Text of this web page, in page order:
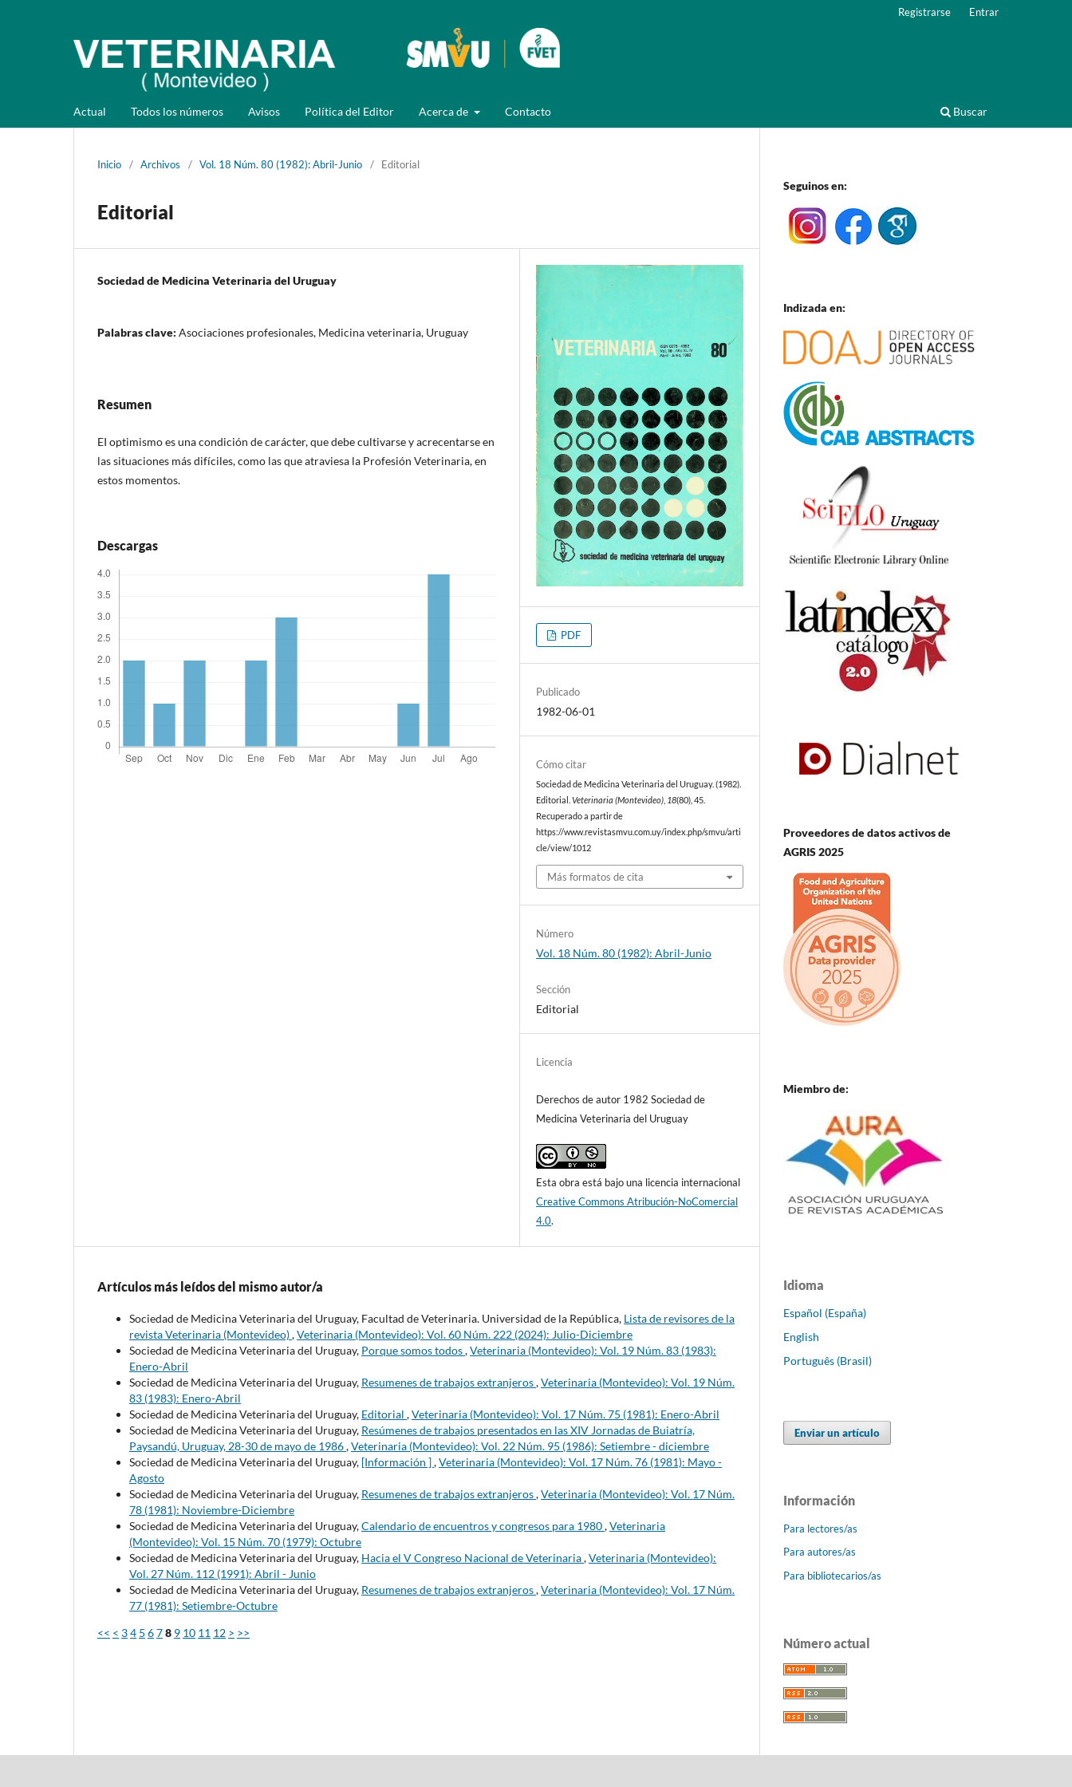
Actual Todos los números Avisos Política del Editor Acerca de Contacto Buscar
Registrarse Entrar
Inicio / Archivos / Vol. 18 Núm. 80 (1982): Abril-Junio / Editorial
Editorial
Sociedad de Medicina Veterinaria del Uruguay
Palabras clave: Asociaciones profesionales, Medicina veterinaria, Uruguay
Resumen
EI optimismo es una condición de carácter, que debe cultivarse y acrecentarse en
las situaciones más difíciles, como las que atraviesa la Profesión Veterinaria, en
estos momentos.
Descargas
PDF
Publicado
1982-06-01
Cómo citar
Sociedad de Medicina Veterinaria del Uruguay. (1982).
Editorial.Veterinaria (Montevideo), 18(80), 45.
Recuperado a partir de
https://www.revistasmvu.com.uy/index.php/smvu/arti
cle/view/1012
Más formatos de cita
Número
Vol. 18 Núm. 80 (1982): Abril-Junio
Sección
Editorial
Licencia
Derechos de autor 1982 Sociedad de
Medicina Veterinaria del Uruguay
Esta obra está bajo una licencia internacional
Creative Commons Atribución-NoComercial
4.0.
Artículos más leídos del mismo autor/a
Sociedad de Medicina Veterinaria del Uruguay, Facultad de Veterinaria. Universidad de la República, Lista de revisores de la
revista Veterinaria (Montevideo),Veterinaria (Montevideo): Vol. 60 Núm. 222 (2024): Julio-Diciembre
Sociedad de Medicina Veterinaria del Uruguay, Porque somos todos,Veterinaria (Montevideo): Vol. 19 Núm. 83 (1983):
Enero-Abril
Sociedad de Medicina Veterinaria del Uruguay, Resumenes de trabajos extranjeros,Veterinaria (Montevideo): Vol. 19 Núm.
83 (1983): Enero-Abril
Sociedad de Medicina Veterinaria del Uruguay, Editorial ,Veterinaria (Montevideo): Vol. 17 Núm. 75 (1981): Enero-Abril
Sociedad de Medicina Veterinaria del Uruguay, Resúmenes de trabajos presentados en las XIV Jornadas de Buiatría,
Paysandú, Uruguay, 28-30 de mayo de 1986,Veterinaria (Montevideo): Vol. 22 Núm. 95 (1986): Setiembre - diciembre
Sociedad de Medicina Veterinaria del Uruguay, [Información ],Veterinaria (Montevideo): Vol. 17 Núm. 76 (1981): Mayo -
Agosto
Sociedad de Medicina Veterinaria del Uruguay, Resumenes de trabajos extranjeros,Veterinaria (Montevideo): Vol. 17 Núm.
78 (1981): Noviembre-Diciembre
Sociedad de Medicina Veterinaria del Uruguay,Calendario de encuentros y congresos para 1980,Veterinaria
(Montevideo): Vol. 15 Núm. 70 (1979): Octubre
Sociedad de Medicina Veterinaria del Uruguay, Hacia el V Congreso Nacional de Veterinaria,Veterinaria (Montevideo):
Vol. 27 Núm. 112 (1991): Abril - Junio
Sociedad de Medicina Veterinaria del Uruguay, Resumenes de trabajos extranjeros,Veterinaria (Montevideo): Vol. 17 Núm.
77 (1981): Setiembre-Octubre
<< < 34 5 678 9 10 11 12 > >>
Seguinos en:
Indizada en:
Proveedores de datos activos de
AGRIS 2025
Miembro de:
Idioma
Español (España)
English
Português (Brasil)
Enviar un artículo
Información
Para lectores/as
Para autores/as
Para bibliotecarios/as
Número actual